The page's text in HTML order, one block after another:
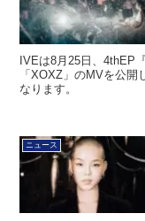
IVEは8月25日、4thEP
「XOXZ」のMVを公
なります。
ニュース